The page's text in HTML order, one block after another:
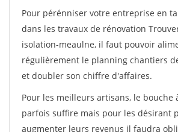
Pour pérénniser votre entreprise en
dans les travaux de rénovation
isolation-meaulne, il faut pouvoir
régulièrement le planning chantiers
et doubler son chiffre d'affaires.
Pour les meilleurs artisans, le bouche
parfois suffire mais pour les désirant
augmenter leurs revenus il faudra